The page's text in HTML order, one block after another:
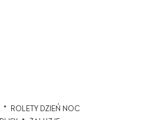
ROLETY DZIEŃ NOC